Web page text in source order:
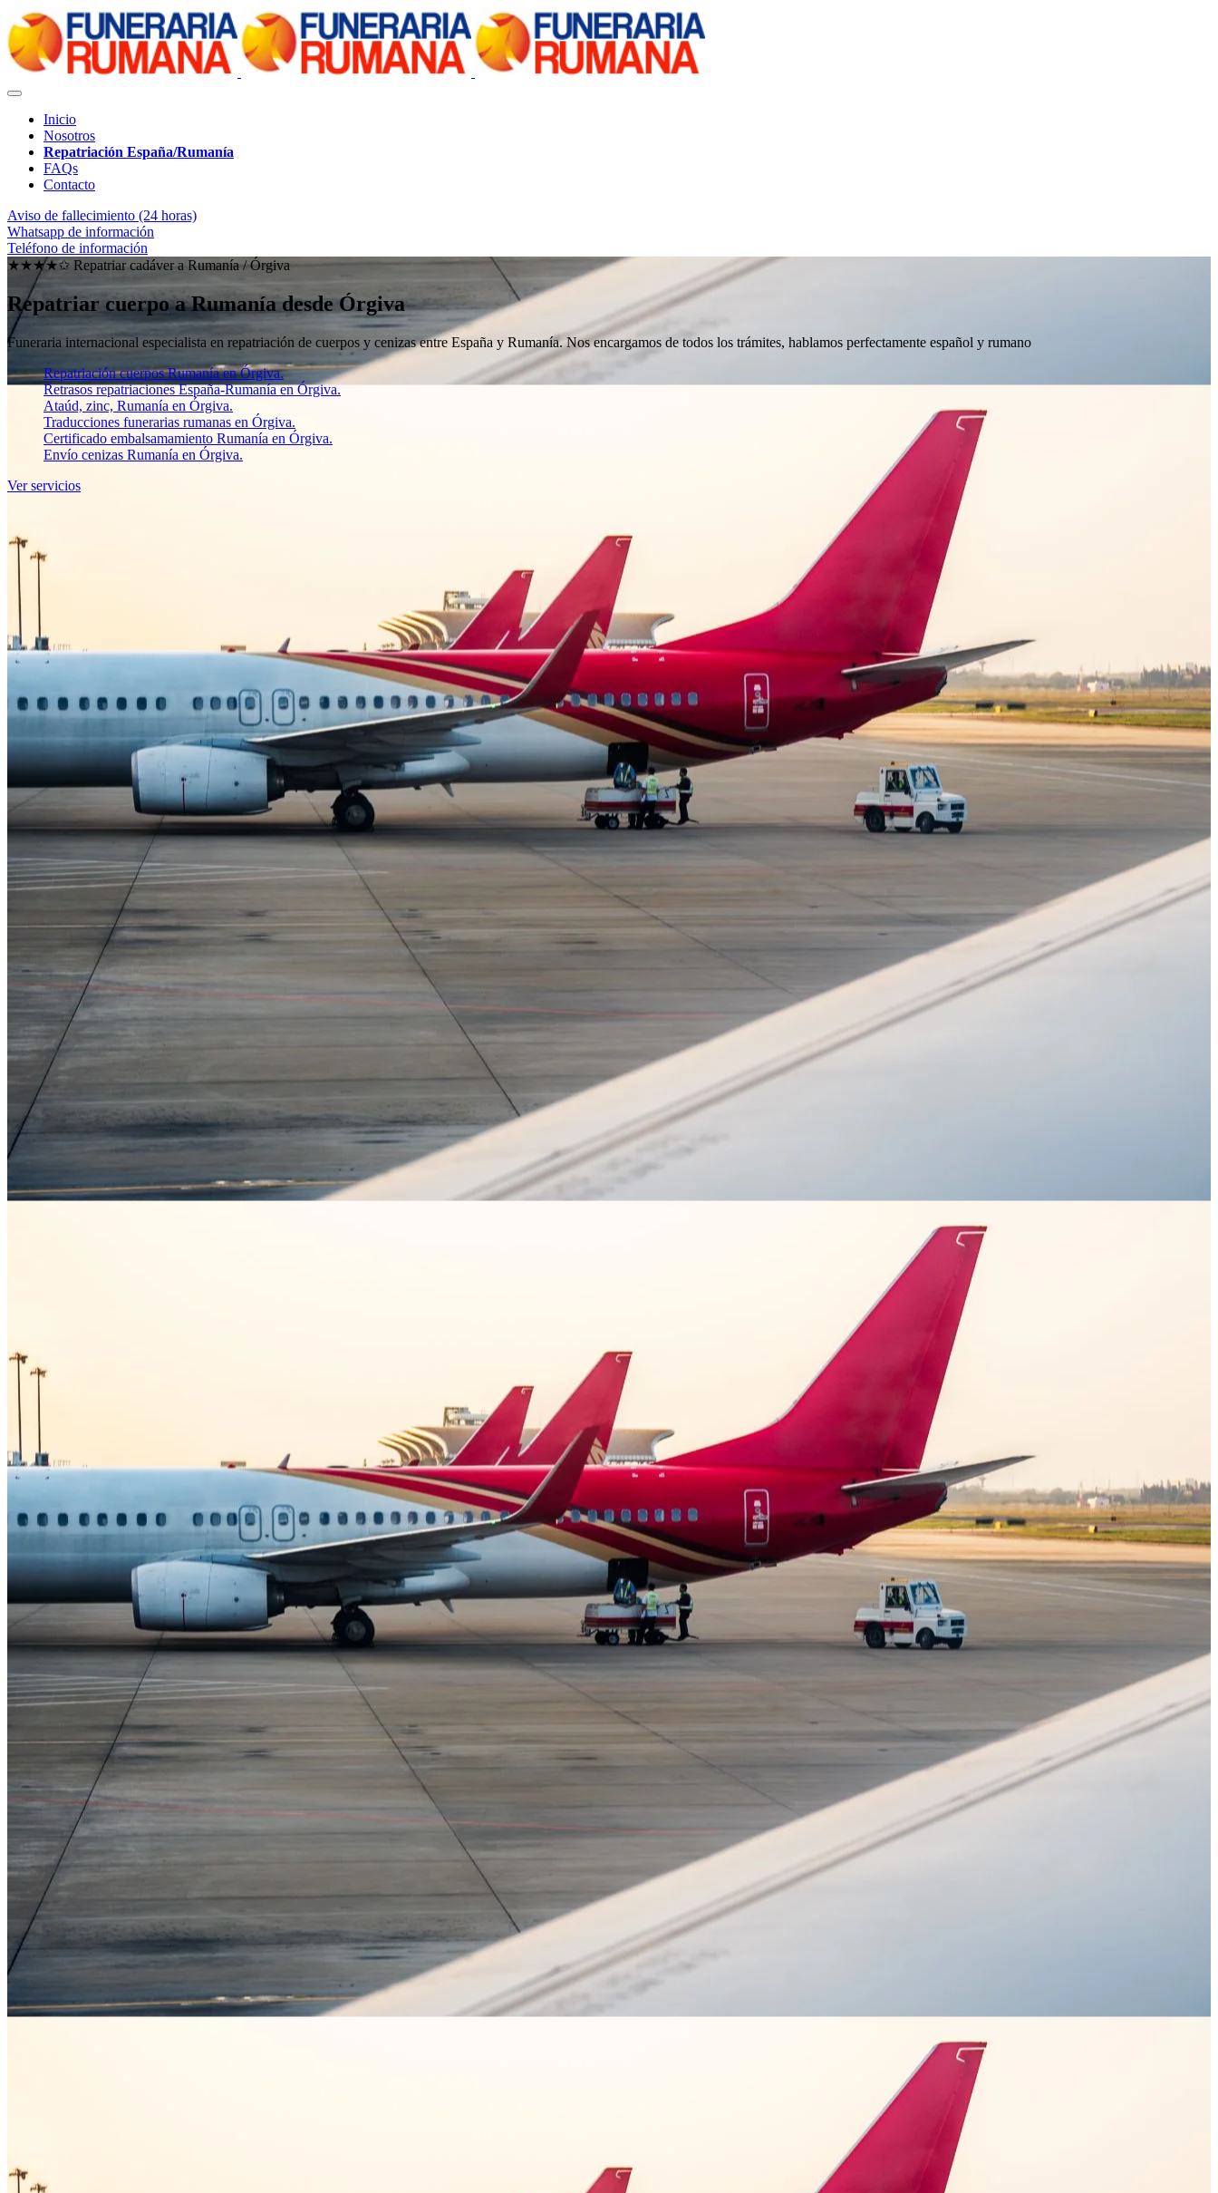
Inicio
Nosotros
Repatriación España/Rumanía
FAQs
Contacto
Aviso de fallecimiento (24 horas)
Whatsapp de información
Teléfono de información
★★★★✩ Repatriar cadáver a Rumanía /Órgiva
Repatriar cuerpo a Rumanía desde Órgiva
Funeraria internacional especialista en repatriación de cuerpos y cenizas entre España y Rumanía. Nos encargamos de todos los trámites, hablamos perfectamente español y rumano
Repatriación cuerpos Rumanía en Órgiva.
Retrasos repatriaciones España-Rumanía en Órgiva.
Ataúd, zinc, Rumanía en Órgiva.
Traducciones funerarias rumanas en Órgiva.
Certificado embalsamamiento Rumanía en Órgiva.
Envío cenizas Rumanía en Órgiva.
Ver servicios